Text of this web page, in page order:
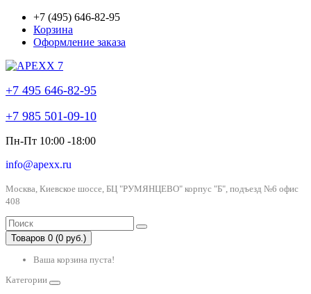
+7 (495) 646-82-95
Корзина
Оформление заказа
+7 495 646-82-95
+7 985 501-09-10
Пн-Пт 10:00 -18:00
info@apexx.ru
Москва, Киевское шоссе, БЦ "РУМЯНЦЕВО" корпус "Б", подъезд №6 офис
408
Товаров 0 (0 руб.)
Ваша корзина пуста!
Категории